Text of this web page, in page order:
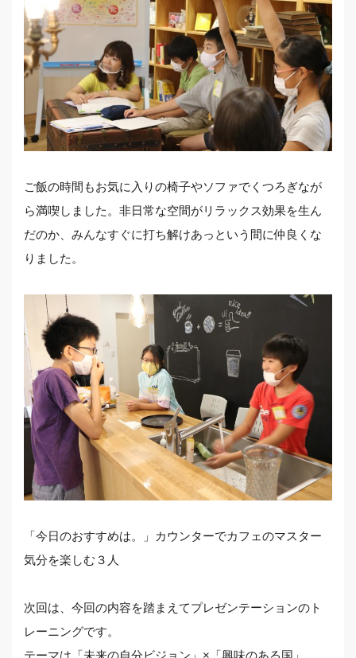
ご飯の時間もお気に入りの椅子やソファでくつろぎなが
ら満喫しました。非日常な空間がリラックス効果を生ん
だのか、みんなすぐに打ち解けあっという間に仲良くな
りました。
「今日のおすすめは。」カウンターでカフェのマスター
気分を楽しむ３人
次回は、今回の内容を踏まえてプレゼンテーションのト
レーニングです。
テーマは「未来の自分ビジョン」×「興味のある国」